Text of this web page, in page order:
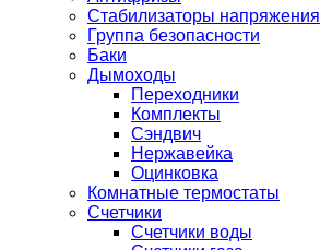
Стабилизаторы напряжения
Группа безопасности
Баки
Дымоходы
Переходники
Комплекты
Сэндвич
Нержавейка
Оцинковка
Комнатные термостаты
Счетчики
Счетчики воды